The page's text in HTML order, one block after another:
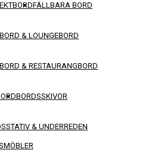
FÄLLBARA BORD
& LOUNGEBORD
& RESTAURANGBORD
BORDSSKIVOR
& UNDERREDEN